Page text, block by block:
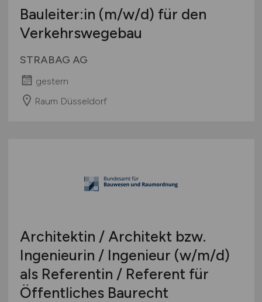
Bauleiter:in (m/w/d) für den
Verkehrswegebau
STRABAG AG
gestern
Raum Düsseldorf
Architektin / Architekt bzw.
Ingenieurin / Ingenieur (w/m/d)
als Referentin / Referent für
Öffentliches Baurecht